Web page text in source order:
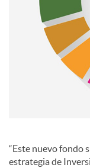
“Este nuevo fondo
estrategia de